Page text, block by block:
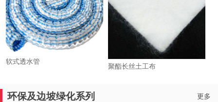
软式透水管
聚酯长丝土工布
环保及边坡绿化系列 更多